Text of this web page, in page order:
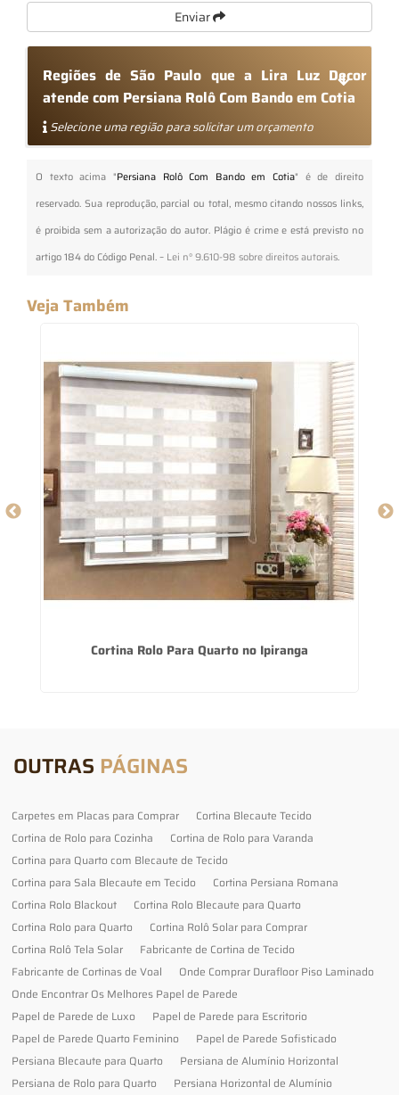
Enviar
Regiões de São Paulo que a Lira Luz Decor
atende com Persiana Rolô Com Bando em Cotia
Selecione uma região para solicitar um orçamento
O texto acima "Persiana Rolô Com Bando em Cotia" é de direito
reservado. Sua reprodução, parcial ou total, mesmo citando nossos links,
é proibida sem a autorização do autor. Plágio é crime e está previsto no
artigo 184 do Código Penal. – Lei n° 9.610-98 sobre direitos autorais.
Veja Também
Cortina Rolo Para Quarto no Ipiranga
OUTRAS PÁGINAS
Carpetes em Placas para Comprar
Cortina Blecaute Tecido
Cortina de Rolo para Cozinha
Cortina de Rolo para Varanda
Cortina para Quarto com Blecaute de Tecido
Cortina para Sala Blecaute em Tecido
Cortina Persiana Romana
Cortina Rolo Blackout
Cortina Rolo Blecaute para Quarto
Cortina Rolo para Quarto
Cortina Rolô Solar para Comprar
Cortina Rolô Tela Solar
Fabricante de Cortina de Tecido
Fabricante de Cortinas de Voal
Onde Comprar Durafloor Piso Laminado
Onde Encontrar Os Melhores Papel de Parede
Papel de Parede de Luxo
Papel de Parede para Escritorio
Papel de Parede Quarto Feminino
Papel de Parede Sofisticado
Persiana Blecaute para Quarto
Persiana de Alumínio Horizontal
Persiana de Rolo para Quarto
Persiana Horizontal de Alumínio